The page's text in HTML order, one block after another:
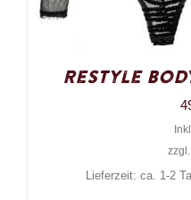
Restyle
zzgl.
Lieferzeit: ca. 1-2